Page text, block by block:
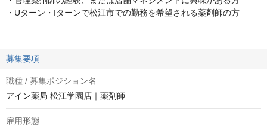
・Uターン・Iターンで松江市での勤務を希望される薬剤師の方
募集要項
職種 / 募集ポジション名
アイン薬局 松江学園店｜薬剤師
雇用形態